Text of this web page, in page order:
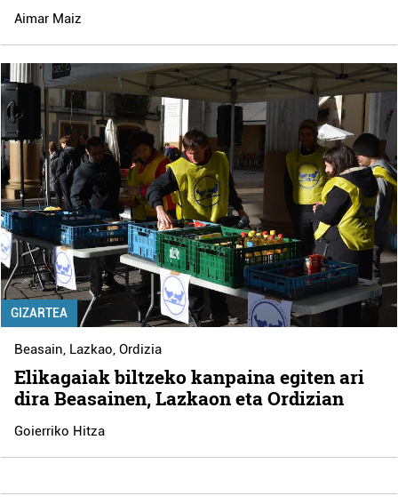
Aimar Maiz
GIZARTEA
Beasain, Lazkao,Ordizia
Elikagaiak biltzeko kanpaina egiten ari
dira Beasainen, Lazkaon eta Ordizian
Goierriko Hitza